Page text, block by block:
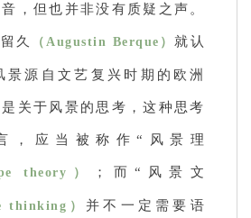
，但也并非没有质疑之声。
久 （Augustin Berque）就认
景源自文艺复兴时期的欧洲
关于风景的思考，这种思考
，应当被称作“风景理
theory） ；而“风景文
thinking）并不一定需要语